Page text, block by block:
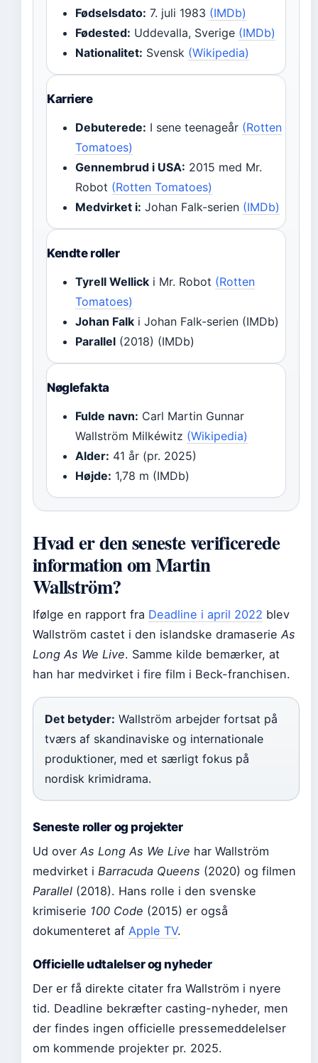
Fødselsdato: 7. juli 1983 (IMDb)
Fødested: Uddevalla, Sverige (IMDb)
Nationalitet: Svensk (Wikipedia)
Karriere
Debuterede: I sene teenageår (Rotten
Tomatoes)
Gennembrud i USA: 2015 med Mr.
Robot (Rotten Tomatoes)
Medvirket i: Johan Falk-serien (IMDb)
Kendte roller
Tyrell Wellick i Mr. Robot (Rotten
Tomatoes)
Johan Falk i Johan Falk-serien (IMDb)
Parallel (2018) (IMDb)
Nøglefakta
Fulde navn: Carl Martin Gunnar
Wallström Milkéwitz (Wikipedia)
Alder: 41 år (pr. 2025)
Højde: 1,78 m (IMDb)
Hvad er den seneste verificerede
information om Martin
Wallström?
Ifølge en rapport fra Deadline i april 2022 blev
Wallström castet i den islandske dramaserie As
Long As We Live. Samme kilde bemærker, at
han har medvirket i fire film i Beck-franchisen.
Det betyder: Wallström arbejder fortsat på
tværs af skandinaviske og internationale
produktioner, med et særligt fokus på
nordisk krimidrama.
Seneste roller og projekter
Ud over As Long As We Live har Wallström
medvirket i Barracuda Queens (2020) og filmen
Parallel (2018). Hans rolle i den svenske
krimiserie 100 Code (2015) er også
dokumenteret af Apple TV.
Officielle udtalelser og nyheder
Der er få direkte citater fra Wallström i nyere
tid. Deadline bekræfter casting-nyheder, men
der findes ingen officielle pressemeddelelser
om kommende projekter pr. 2025.